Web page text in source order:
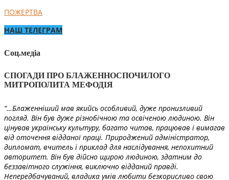
ПОЖЕРТВА
НАШ ТЕЛЕГРАМ
Соц.медіа
СПОГАДИ ПРО БЛАЖЕННОСПОЧИЛОГО
МИТРОПОЛИТА МЕФОДІЯ
“…Блаженніший мав якийсь особливий, дуже пронизливий
погляд. Він був дуже різнобічною та освіченою людиною. Він
цінував українську культуру, багато читав, працював і вимагав
від оточення відданої праці. Природжений адміністратор,
дипломат, вчитель і приклад для наслідування, непохитний
авторитет. Він був дійсно щирою людиною, здатним до
беззавітного служіння, виключно відданий правді.
Непередбачуваний, владика умів любити безкорисливо свою